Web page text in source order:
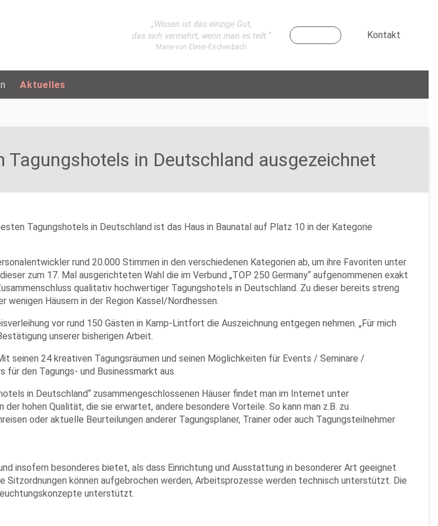
„Wissen ist das einzige Gut,
das sich vermehrt, wenn man es teilt.“
Marie von Ebner-Eschenbach
Kontakt
Aktuelles
Tagungshotels in Deutschland ausgezeichnet
Tagungshotels in Deutschland ist das Haus in Baunatal auf Platz 10 in der Kategorie
rund 20.000 Stimmen in den verschiedenen Kategorien ab, um ihre Favoriten unter
zum 17. Mal ausgerichteten Wahl die im Verbund „TOP 250 Germany“ aufgenommenen exakt
qualitativ hochwertiger Tagungshotels in Deutschland. Zu dieser bereits streng
Häusern in der Region Kassel/Nordhessen.
vor rund 150 Gästen in Kamp-Lintfort die Auszeichnung entgegen nehmen. „Für mich
unserer bisherigen Arbeit.
seinen 24 kreativen Tagungsräumen und seinen Möglichkeiten für Events / Seminare /
den Tagungs- und Businessmarkt aus.
in Deutschland“ zusammengeschlossenen Häuser findet man im Internet unter
hohen Qualität, die sie erwartet, andere besondere Vorteile. So kann man z.B. zu
oder aktuelle Beurteilungen anderer Tagungsplaner, Trainer oder auch Tagungsteilnehmer
insofern besonderes bietet, als dass Einrichtung und Ausstattung in besonderer Art geeignet
können aufgebrochen werden, Arbeitsprozesse werden technisch unterstützt. Die
unterstützt.